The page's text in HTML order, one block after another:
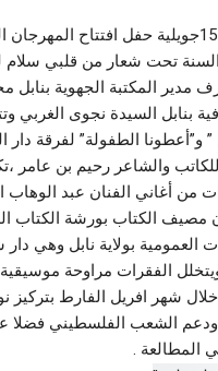
تحتضن المكتبة الجهوية بنابل مساء يوم الاثنين
السنة تحت شعار من قلبي
مدير المكتبة الجهوية
بنابل السيدة نجوى الغربي
الطفولة” لفرقة دار
والشاعر رحيم بن عامر
من أغاني الفنان عبد الوهاب
مصيف الكتاب بورشة الكتاب
العمومية بولاية نابل وهي دار
الفقرات مراوحة
شهر افريل الفارط بتركيز
ودعم الشعب الفلسطيني فضلا
المطالعة .
في النادي الافريقي